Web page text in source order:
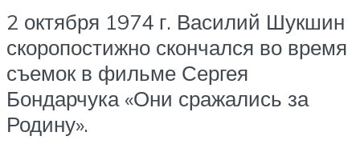
2 октября 1974 г. Василий Шукшин
скоропостижно скончался во время
съемок в фильме Сергея
Бондарчука «Они сражались за
Родину».